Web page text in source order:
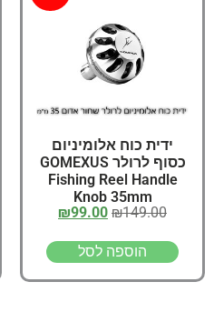
ידית כוח אלומיניום
כסוף לרולר GOMEXUS
Fishing Reel Handle
Knob 35mm
₪149.00
₪99.00
הוספה לסל